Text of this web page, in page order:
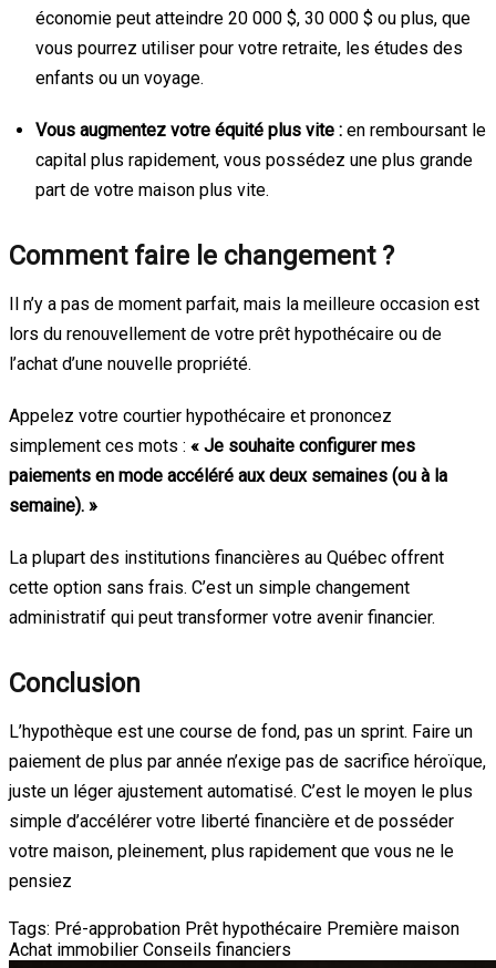
économie peut atteindre 20 000 $, 30 000 $ ou plus, que
vous pourrez utiliser pour votre retraite, les études des
enfants ou un voyage.
Vous augmentez votre équité plus vite : en remboursant le
capital plus rapidement, vous possédez une plus grande
part de votre maison plus vite.
Comment faire le changement ?
Il n’y a pas de moment parfait, mais la meilleure occasion est
lors du renouvellement de votre prêt hypothécaire ou de
l’achat d’une nouvelle propriété.
Appelez votre courtier hypothécaire et prononcez
simplement ces mots : « Je souhaite configurer mes
paiements en mode accéléré aux deux semaines (ou à la
semaine). »
La plupart des institutions financières au Québec offrent
cette option sans frais. C’est un simple changement
administratif qui peut transformer votre avenir financier.
Conclusion
L’hypothèque est une course de fond, pas un sprint. Faire un
paiement de plus par année n’exige pas de sacrifice héroïque,
juste un léger ajustement automatisé. C’est le moyen le plus
simple d’accélérer votre liberté financière et de posséder
votre maison, pleinement, plus rapidement que vous ne le
pensiez
Tags: Pré-approbation Prêt hypothécaire Première maison
Achat immobilier Conseils financiers